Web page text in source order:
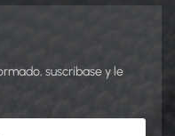
suscríbase y le